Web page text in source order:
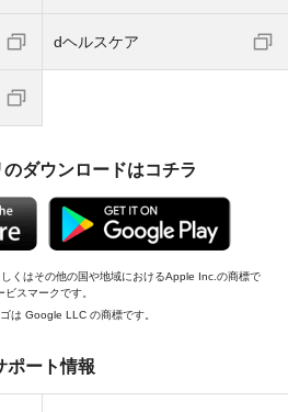
dヘルスケア
ダウンロードはコチラ
くはその他の国や地域におけるApple Inc.の商標で
スマークです。
は Google LLC の商標です。
ポート情報